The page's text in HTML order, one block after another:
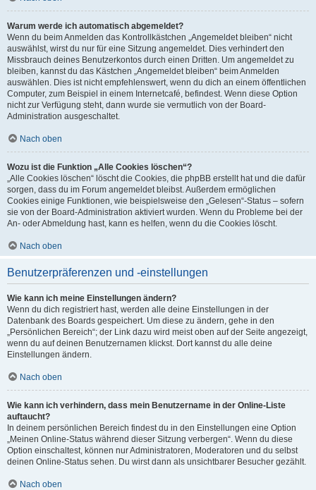
Warum werde ich automatisch abgemeldet?
Wenn du beim Anmelden das Kontrollkästchen „Angemeldet bleiben“ nicht
auswählst, wirst du nur für eine Sitzung angemeldet. Dies verhindert den
Missbrauch deines Benutzerkontos durch einen Dritten. Um angemeldet zu
bleiben, kannst du das Kästchen „Angemeldet bleiben“ beim Anmelden
auswählen. Dies ist nicht empfehlenswert, wenn du dich an einem öffentlichen
Computer, zum Beispiel in einem Internetcafé, befindest. Wenn diese Option
nicht zur Verfügung steht, dann wurde sie vermutlich von der Board-
Administration ausgeschaltet.
Nach oben
Wozu ist die Funktion „Alle Cookies löschen“?
„Alle Cookies löschen“ löscht die Cookies, die phpBB erstellt hat und die dafür
sorgen, dass du im Forum angemeldet bleibst. Außerdem ermöglichen
Cookies einige Funktionen, wie beispielsweise den „Gelesen“-Status – sofern
sie von der Board-Administration aktiviert wurden. Wenn du Probleme bei der
An- oder Abmeldung hast, kann es helfen, wenn du die Cookies löscht.
Nach oben
Benutzerpräferenzen und -einstellungen
Wie kann ich meine Einstellungen ändern?
Wenn du dich registriert hast, werden alle deine Einstellungen in der
Datenbank des Boards gespeichert. Um diese zu ändern, gehe in den
„Persönlichen Bereich“; der Link dazu wird meist oben auf der Seite angezeigt,
wenn du auf deinen Benutzernamen klickst. Dort kannst du alle deine
Einstellungen ändern.
Nach oben
Wie kann ich verhindern, dass mein Benutzername in der Online-Liste
auftaucht?
In deinem persönlichen Bereich findest du in den Einstellungen eine Option
„Meinen Online-Status während dieser Sitzung verbergen“. Wenn du diese
Option einschaltest, können nur Administratoren, Moderatoren und du selbst
deinen Online-Status sehen. Du wirst dann als unsichtbarer Besucher gezählt.
Nach oben